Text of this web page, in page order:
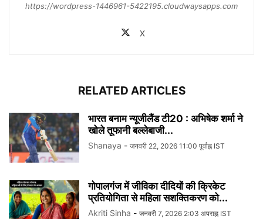
https://wordpress-1446961-5422195.cloudwaysapps.com
X
RELATED ARTICLES
भारत बनाम न्यूजीलैंड टी20 : अभिषेक शर्मा ने
खोले तूफानी बल्लेबाजी...
Shanaya - जनवरी 22, 2026 11:00 पूर्वाह्न IST
गोपालगंज में जीविका दीदियों की क्रिकेट
प्रतियोगिता से महिला सशक्तिकरण को...
Akriti Sinha - जनवरी 7, 2026 2:03 अपराह्न IST